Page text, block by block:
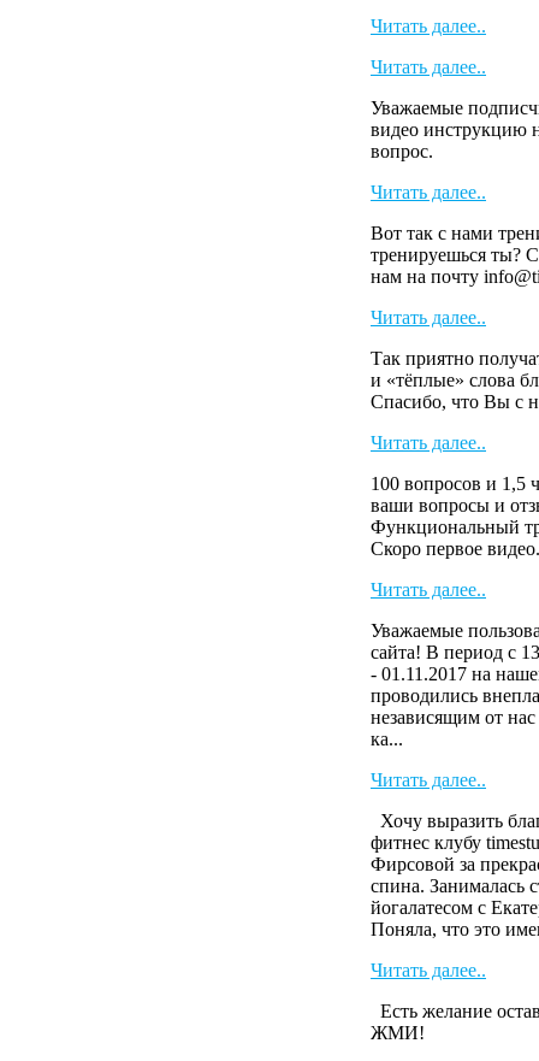
Читать далее..
Читать далее..
Уважаемые
видео инструкцию
вопрос.
Читать далее..
Вот так с нами
тренируешься ты?
нам на почту
Читать далее..
Так приятно
и «тёплые» слова
Спасибо, что Вы
Читать далее..
100 вопросов и 1,5
ваши вопросы и
Функциональный
Скоро первое
Читать далее..
Уважаемые
сайта! В период с
- 01.11.2017 на
проводились
независящим от
ка...
Читать далее..
Хочу выразить
фитнес клубу
Фирсовой за
спина. Занималась
йогалатесом с
Поняла, что это
Читать далее..
Есть желание
ЖМИ!